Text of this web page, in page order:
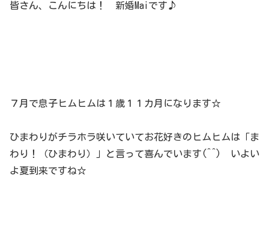
皆さん、こんにちは！ 新婚Maiです♪
７月で息子ヒムヒムは１歳１１カ月になります☆
ひまわりがチラホラ咲いていてお花好きのヒムヒムは「ま
わり！（ひまわり）」と言って喜んでいます(^^) いよい
よ夏到来ですね☆